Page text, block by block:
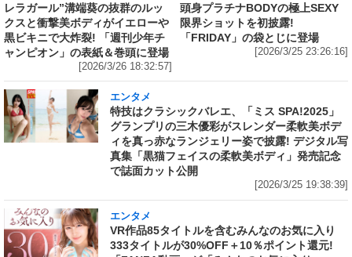
レラガール”溝端葵の抜群のルッ
クスと衝撃美ボディがイエローや
黒ビキニで大炸裂! 「週刊少年チ
ャンピオン」の表紙＆巻頭に登場
[2026/3/26 18:32:57]
頭身プラチナBODYの極上SEXY
限界ショットを初披露!
「FRIDAY」の袋とじに登場
[2026/3/25 23:26:16]
エンタメ
特技はクラシックバレエ、「ミス SPA!2025」
グランプリの三木優彩がスレンダー柔軟美ボデ
ィを真っ赤なランジェリー姿で披露! デジタル写
真集「黒猫フェイスの柔軟美ボディ」発売記念
で誌面カット公開
[2026/3/25 19:38:39]
エンタメ
VR作品85タイトルを含むみんなのお気に入り
333タイトルが30%OFF＋10％ポイント還元!